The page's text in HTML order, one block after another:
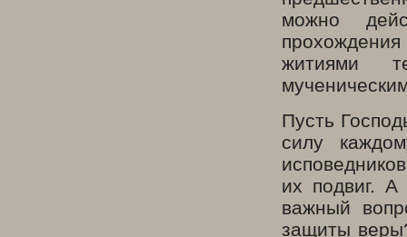
можно
житиями
Пусть
силу
их подвиг. А
важный
защиты